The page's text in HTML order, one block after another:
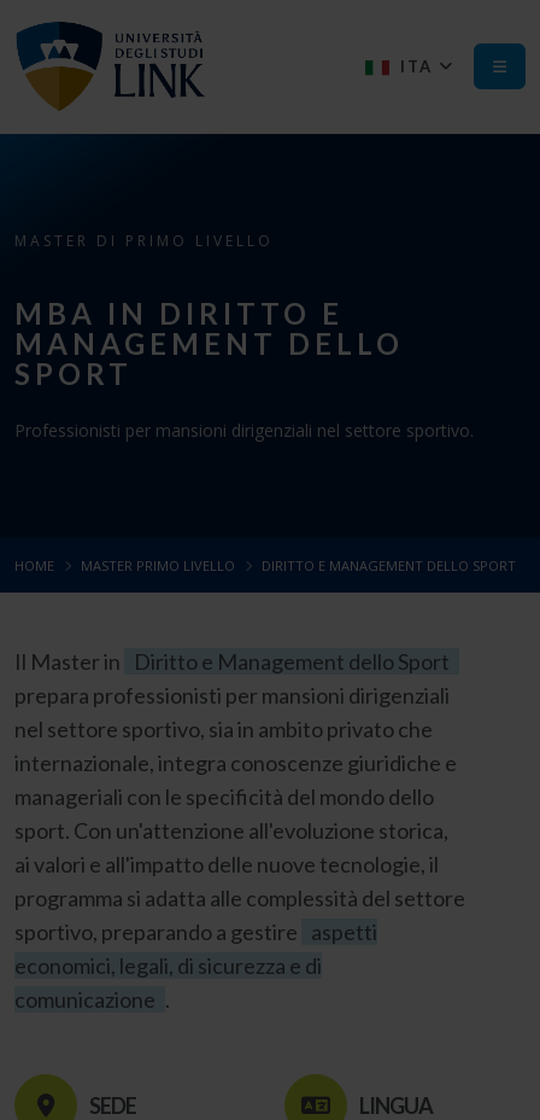
ITA
MASTER DI PRIMO LIVELLO
MBA IN DIRITTO E
MANAGEMENT DELLO
SPORT
Professionisti per mansioni dirigenziali nel settore sportivo.
HOME MASTER PRIMO LIVELLO DIRITTO E MANAGEMENT DELLO SPORT
Il Master in
Diritto e Management dello Sport
prepara professionisti per mansioni dirigenziali
nel settore sportivo, sia in ambito privato che
internazionale, integra conoscenze giuridiche e
manageriali con le specificità del mondo dello
sport. Con un'attenzione all'evoluzione storica,
ai valori e all'impatto delle nuove tecnologie, il
programma si adatta alle complessità del settore
sportivo, preparando a gestire aspetti
economici, legali, di sicurezza e di
comunicazione .
SEDE LINGUA